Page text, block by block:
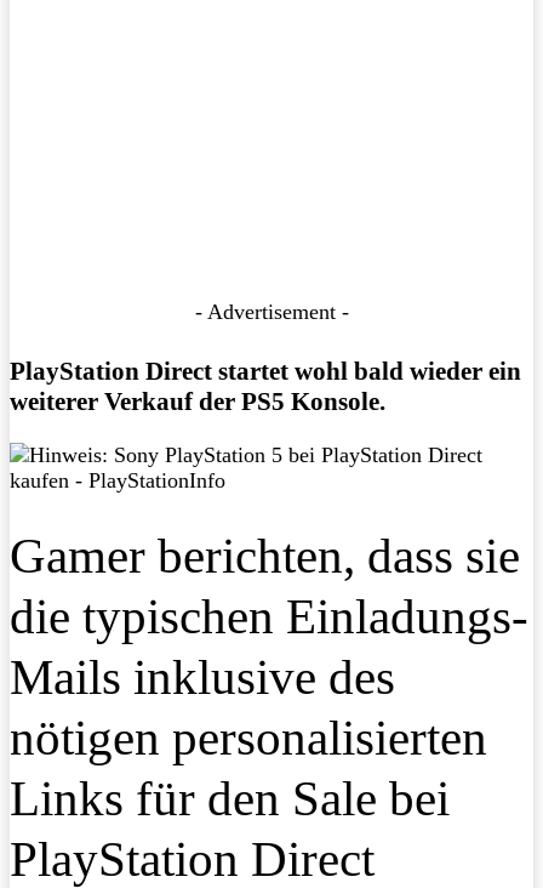
- Advertisement -
PlayStation Direct startet wohl bald wieder ein
weiterer Verkauf der PS5 Konsole.
Gamer berichten, dass sie
die typischen Einladungs-
Mails inklusive des
nötigen personalisierten
Links für den Sale bei
PlayStation Direct